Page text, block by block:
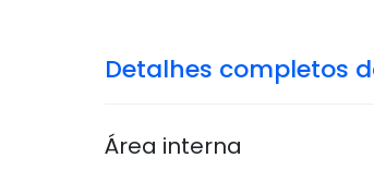
Detalhes completos
Área interna